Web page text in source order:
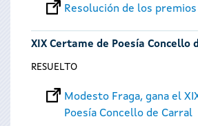
Resolución de los premios
XIX Certame de Poesía Concello
RESUELTO
Modesto Fraga, gana el
Poesía Concello de Carral